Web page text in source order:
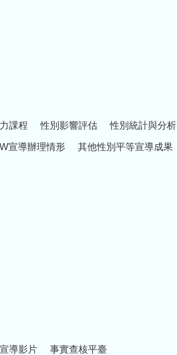
課程 性別影響評估 性別統計與分析
宣導辦理情形 其他性別平等宣導成果
導影片 事實查核平臺